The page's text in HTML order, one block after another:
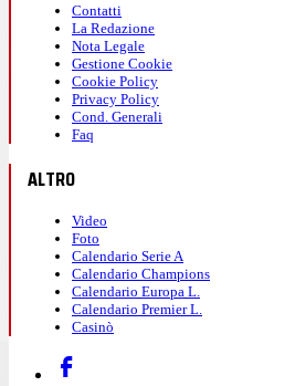
Contatti
La Redazione
Nota Legale
Gestione Cookie
Cookie Policy
Privacy Policy
Cond. Generali
Faq
ALTRO
Video
Foto
Calendario Serie A
Calendario Champions
Calendario Europa L.
Calendario Premier L.
Casinò